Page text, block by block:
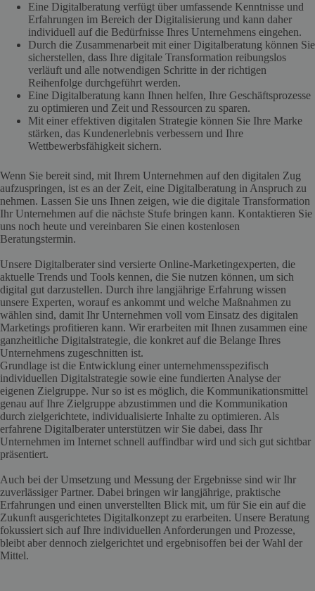
Eine Digitalberatung verfügt über umfassende Kenntnisse und
Erfahrungen im Bereich der Digitalisierung und kann daher
individuell auf die Bedürfnisse Ihres Unternehmens eingehen.
Durch die Zusammenarbeit mit einer Digitalberatung können Sie
sicherstellen, dass Ihre digitale Transformation reibungslos
verläuft und alle notwendigen Schritte in der richtigen
Reihenfolge durchgeführt werden.
Eine Digitalberatung kann Ihnen helfen, Ihre Geschäftsprozesse
zu optimieren und Zeit und Ressourcen zu sparen.
Mit einer effektiven digitalen Strategie können Sie Ihre Marke
stärken, das Kundenerlebnis verbessern und Ihre
Wettbewerbsfähigkeit sichern.
Wenn Sie bereit sind, mit Ihrem Unternehmen auf den digitalen Zug
aufzuspringen, ist es an der Zeit, eine Digitalberatung in Anspruch zu
nehmen. Lassen Sie uns Ihnen zeigen, wie die digitale Transformation
Ihr Unternehmen auf die nächste Stufe bringen kann. Kontaktieren Sie
uns noch heute und vereinbaren Sie einen kostenlosen
Beratungstermin.
Unsere Digitalberater sind versierte Online-Marketingexperten, die
aktuelle Trends und Tools kennen, die Sie nutzen können, um sich
digital gut darzustellen. Durch ihre langjährige Erfahrung wissen
unsere Experten, worauf es ankommt und welche Maßnahmen zu
wählen sind, damit Ihr Unternehmen voll vom Einsatz des digitalen
Marketings profitieren kann. Wir erarbeiten mit Ihnen zusammen eine
ganzheitliche Digitalstrategie, die konkret auf die Belange Ihres
Unternehmens zugeschnitten ist.
Grundlage ist die Entwicklung einer unternehmensspezifisch
individuellen Digitalstrategie sowie eine fundierten Analyse der
eigenen Zielgruppe. Nur so ist es möglich, die Kommunikationsmittel
genau auf Ihre Zielgruppe abzustimmen und die Kommunikation
durch zielgerichtete, individualisierte Inhalte zu optimieren. Als
erfahrene Digitalberater unterstützen wir Sie dabei, dass Ihr
Unternehmen im Internet schnell auffindbar wird und sich gut sichtbar
präsentiert.
Auch bei der Umsetzung und Messung der Ergebnisse sind wir Ihr
zuverlässiger Partner. Dabei bringen wir langjährige, praktische
Erfahrungen und einen unverstellten Blick mit, um für Sie ein auf die
Zukunft ausgerichtetes Digitalkonzept zu erarbeiten. Unsere Beratung
fokussiert sich auf Ihre individuellen Anforderungen und Prozesse,
bleibt aber dennoch zielgerichtet und ergebnisoffen bei der Wahl der
Mittel.